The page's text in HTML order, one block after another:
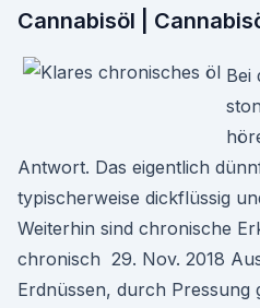
Cannabisöl |
Bei
Antwort. Das eigentlich
typischerweise dickflüssig
Weiterhin sind chronische
chronisch 29. Nov. 2018
Erdnüssen, durch Pressung